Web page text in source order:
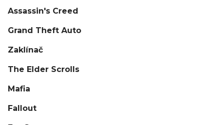
Assassin's Creed
Grand Theft Auto
Zaklínač
The Elder Scrolls
Mafia
Fallout